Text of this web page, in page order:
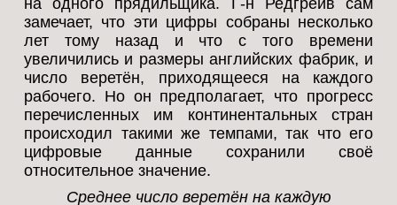
на одного прядильщика. Г-н Редгрейв сам
замечает, что эти цифры собраны несколько
лет тому назад и что с того времени
увеличились и размеры английских фабрик, и
число веретён, приходящееся на каждого
рабочего. Но он предполагает, что прогресс
перечисленных им континентальных стран
происходил такими же темпами, так что его
цифровые данные сохранили своё
относительное значение.
Среднее число веретён на каждую